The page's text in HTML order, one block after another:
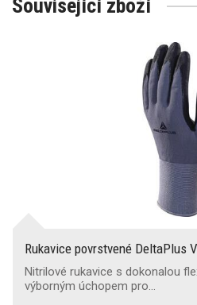
Související zboží
Rukavice povrstvené DeltaPlus
Nitrilové rukavice s dokonalou
výborným úchopem pro…